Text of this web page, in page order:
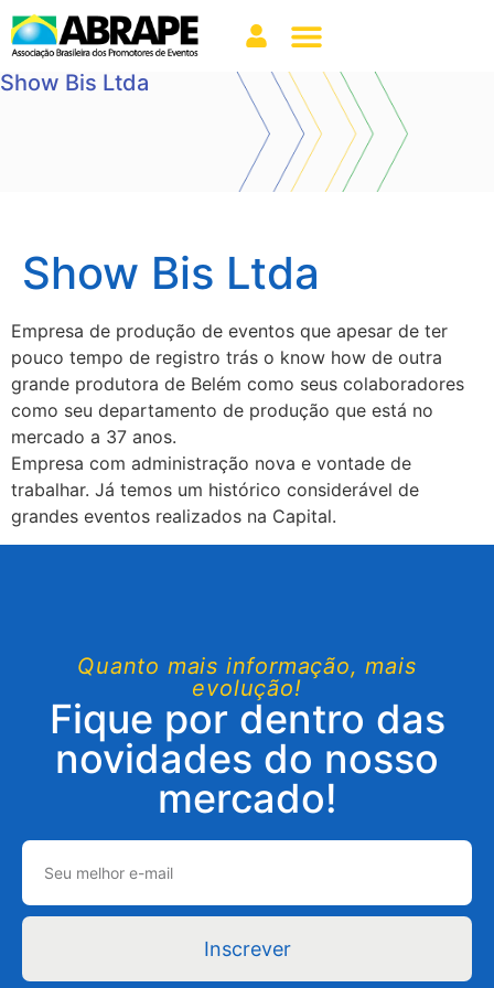
Show Bis Ltda
Show Bis Ltda
Empresa de produção de eventos que apesar de ter
pouco tempo de registro trás o know how de outra
grande produtora de Belém como seus colaboradores
como seu departamento de produção que está no
mercado a 37 anos.
Empresa com administração nova e vontade de
trabalhar. Já temos um histórico considerável de
grandes eventos realizados na Capital.
Quanto mais informação, mais
evolução!
Fique por dentro das
novidades do nosso
mercado!
Inscrever